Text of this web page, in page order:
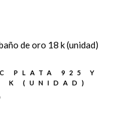
PLATA 925 Y
K (UNIDAD)